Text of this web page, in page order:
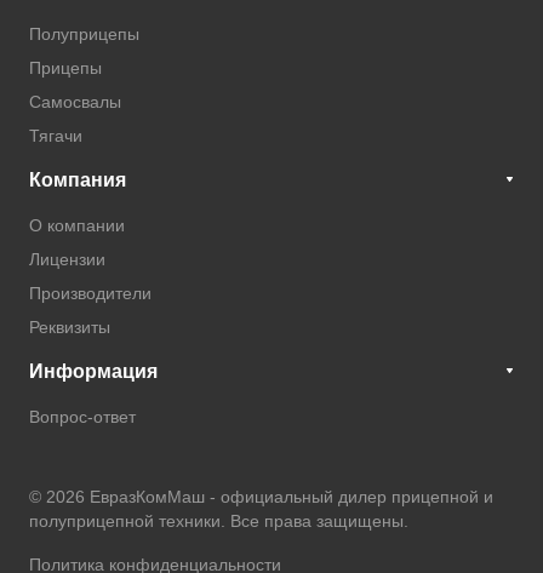
Полуприцепы
Прицепы
Самосвалы
Тягачи
Компания
О компании
Лицензии
Производители
Реквизиты
Информация
Вопрос-ответ
© 2026 ЕвразКомМаш - официальный дилер прицепной и
полуприцепной техники . Все права защищены.
Политика конфиденциальности